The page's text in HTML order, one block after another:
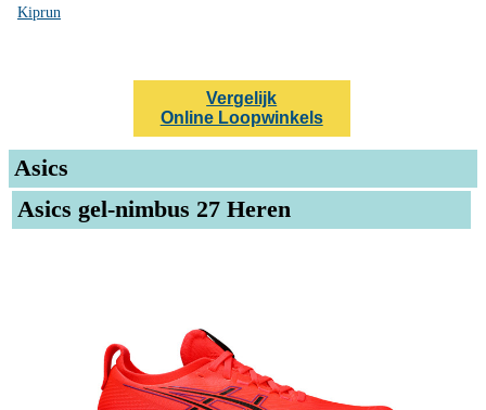
Kiprun
Vergelijk
Online Loopwinkels
Asics
Asics gel-nimbus 27 Heren